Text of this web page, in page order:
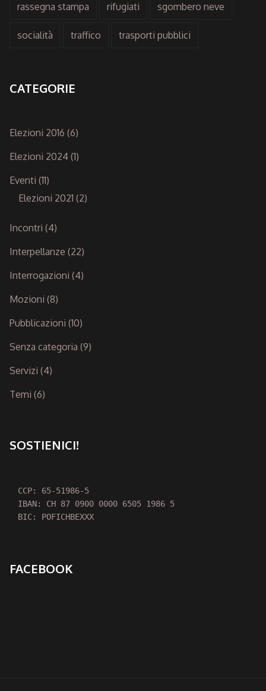
rassegna stampa rifugiati sgombero neve
socialità traffico trasporti pubblici
CATEGORIE
Elezioni 2016 (6)
Elezioni 2024 (1)
Eventi (11)
Elezioni 2021 (2)
Incontri (4)
Interpellanze (22)
Interrogazioni (4)
Mozioni (8)
Pubblicazioni (10)
Senza categoria (9)
Servizi (4)
Temi (6)
SOSTIENICI!
CCP: 65-51986-5
IBAN: CH 87 0900 0000 6505 1986 5
BIC: POFICHBEXXX
FACEBOOK